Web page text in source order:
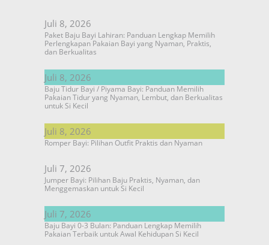
Juli 8, 2026
Paket Baju Bayi Lahiran: Panduan Lengkap Memilih
Perlengkapan Pakaian Bayi yang Nyaman, Praktis,
dan Berkualitas
Juli 8, 2026
Baju Tidur Bayi / Piyama Bayi: Panduan Memilih
Pakaian Tidur yang Nyaman, Lembut, dan Berkualitas
untuk Si Kecil
Juli 8, 2026
Romper Bayi: Pilihan Outfit Praktis dan Nyaman
Juli 7, 2026
Jumper Bayi: Pilihan Baju Praktis, Nyaman, dan
Menggemaskan untuk Si Kecil
Juli 7, 2026
Baju Bayi 0-3 Bulan: Panduan Lengkap Memilih
Pakaian Terbaik untuk Awal Kehidupan Si Kecil